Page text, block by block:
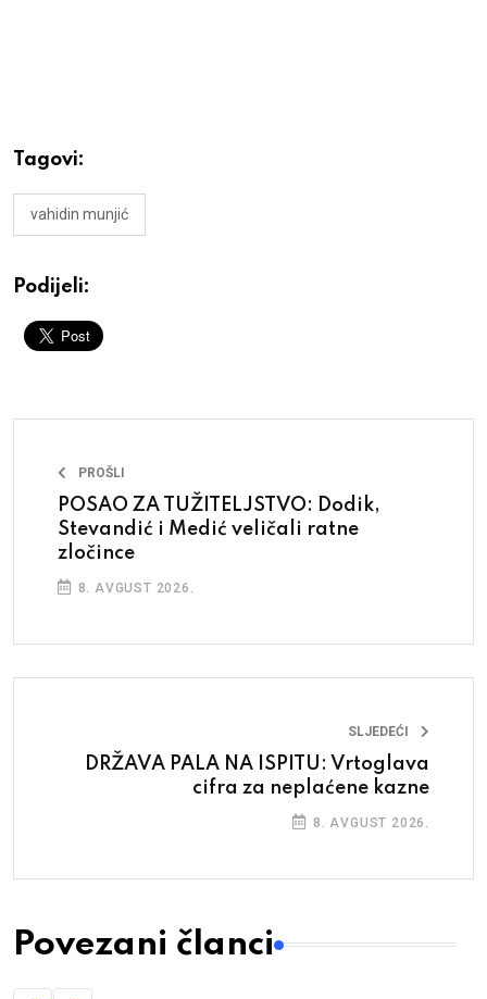
Tagovi:
vahidin munjić
Podijeli:
PROŠLI
POSAO ZA TUŽITELJSTVO: Dodik,
Stevandić i Medić veličali ratne
zločince
8. AVGUST 2026.
SLJEDEĆI
DRŽAVA PALA NA ISPITU: Vrtoglava
cifra za neplaćene kazne
8. AVGUST 2026.
Povezani članci